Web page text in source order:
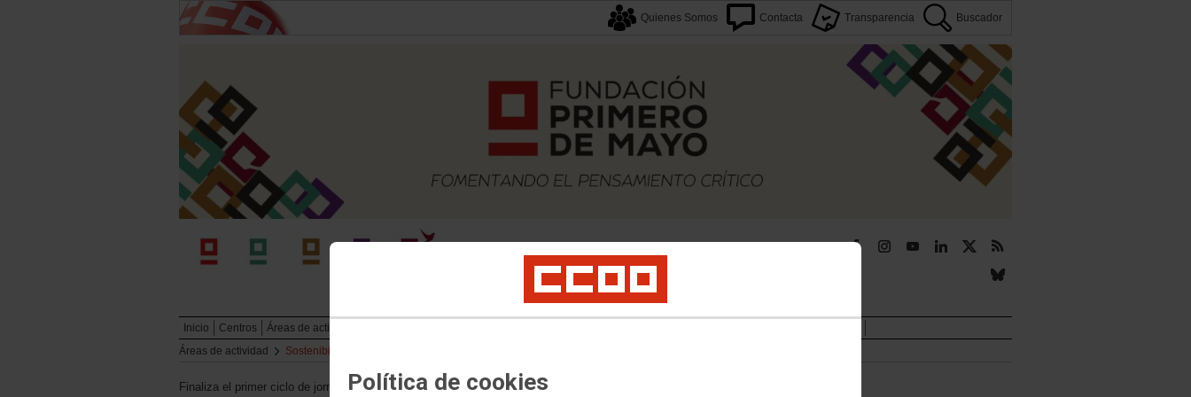
Política de cookies
Quienes Somos Contacta Transparencia Buscador
Inicio Centros Áreas de actividad
Áreas de actividad
Sostenibilidad y movilidad
Finaliza el primer ciclo de jornadas sobre la aplicación del RD RAP